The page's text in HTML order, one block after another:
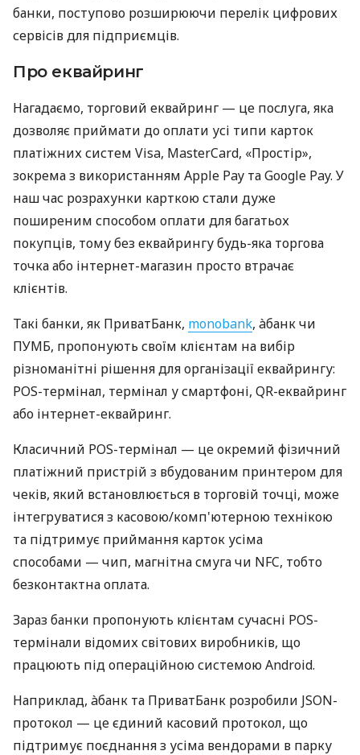
банки, поступово розширюючи перелік цифрових
сервісів для підприємців.
Про еквайринг
Нагадаємо, торговий еквайринг — це послуга, яка
дозволяє приймати до оплати усі типи карток
платіжних систем Visa, MasterCard, «Простір»,
зокрема з використанням Apple Pay та Google Pay. У
наш час розрахунки карткою стали дуже
поширеним способом оплати для багатьох
покупців, тому без еквайрингу будь-яка торгова
точка або інтернет-магазин просто втрачає
клієнтів.
Такі банки, як ПриватБанк, monobank, àбанк чи
ПУМБ, пропонують своїм клієнтам на вибір
різноманітні рішення для організації еквайрингу:
POS-термінал, термінал у смартфоні, QR-еквайринг
або інтернет-еквайринг.
Класичний POS-термінал — це окремий фізичний
платіжний пристрій з вбудованим принтером для
чеків, який встановлюється в торговій точці, може
інтегруватися з касовою/комп'ютерною технікою
та підтримує приймання карток усіма
способами — чип, магнітна смуга чи NFC, тобто
безконтактна оплата.
Зараз банки пропонують клієнтам сучасні POS-
термінали відомих світових виробників, що
працюють під операційною системою Android.
Наприклад, àбанк та ПриватБанк розробили JSON-
протокол — це єдиний касовий протокол, що
підтримує поєднання з усіма вендорами в парку